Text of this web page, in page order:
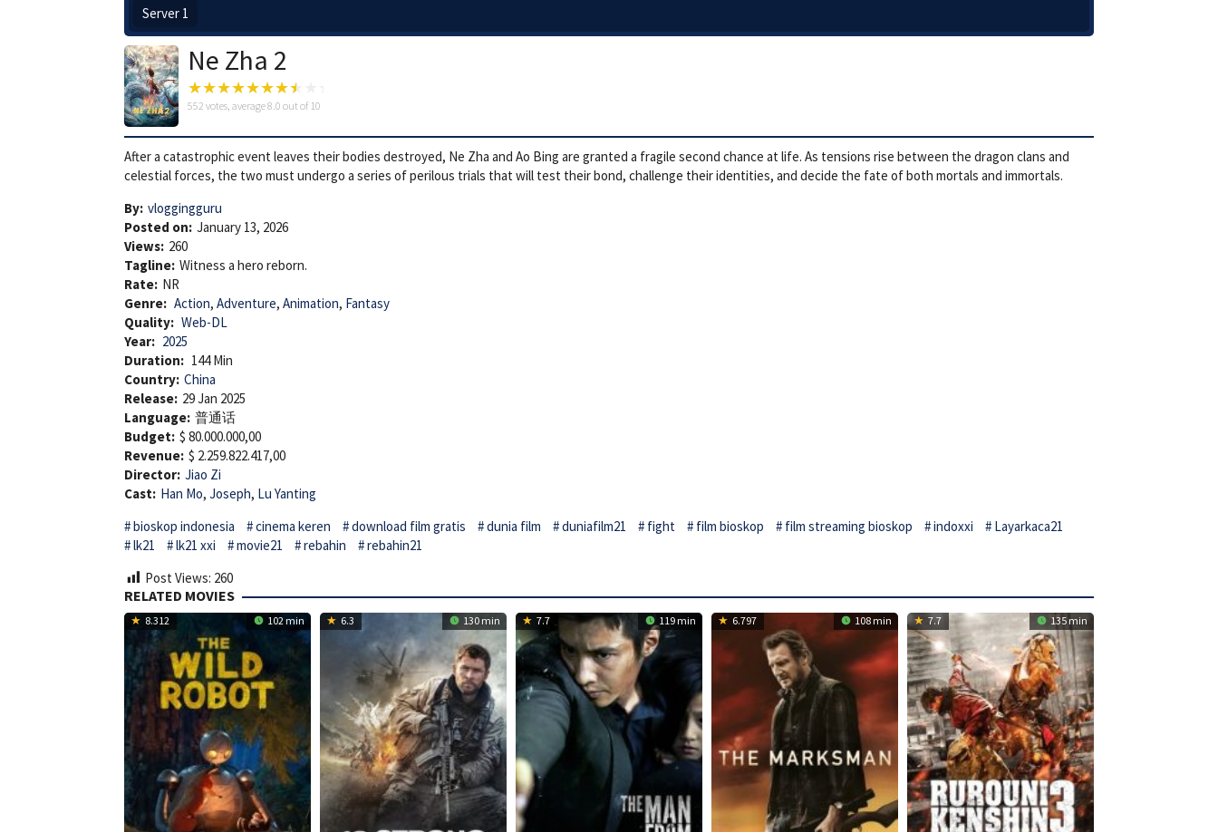
Server 1
Ne Zha 2
552 votes, average8.0 out of 10
After a catastrophic event leaves their bodies destroyed, Ne Zha and Ao Bing are granted a fragile second chance at life. As tensions rise between the dragon clans and
celestial forces, the two must undergo a series of perilous trials that will test their bond, challenge their identities, and decide the fate of both mortals and immortals.
By: vloggingguru
Posted on: January 13, 2026
Views: 260
Tagline: Witness a hero reborn.
Rate: NR
Genre: Action, Adventure, Animation, Fantasy
Quality: Web-DL
Year: 2025
Duration: 144 Min
Country: China
Release: 29 Jan 2025
Language: 普通话
Budget: $ 80.000.000,00
Revenue: $ 2.259.822.417,00
Director: Jiao Zi
Cast: Han Mo, Joseph, Lu Yanting
bioskop indonesia
cinema keren download film gratis dunia film duniafilm21 fight film bioskop film streaming bioskop indoxxi
Layarkaca21
lk21
lk21 xxi movie21 rebahin
rebahin21
Post Views: 260
RELATED MOVIES
8.312 102 min 6.3 130 min 7.7 119 min 6.797 108 min 7.7 135 min